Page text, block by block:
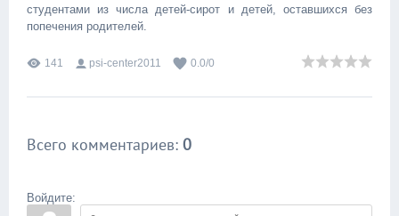
студентами из числа детей-сирот и детей, оставшихся без
попечения родителей.
141 psi-center2011 0.0/0
Всего комментариев: 0
Войдите: